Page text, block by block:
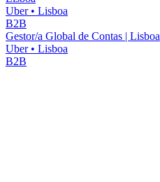
Uber • Lisboa
B2B
Gestor/a Global de Contas | Lisboa
Uber • Lisboa
B2B